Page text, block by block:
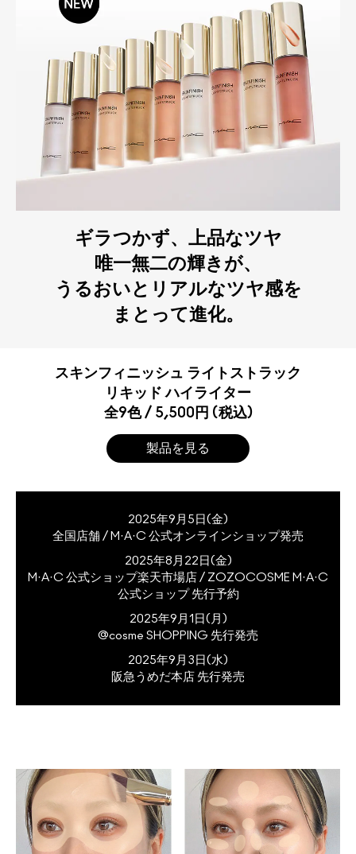
ギラつかず、上品なツヤ
唯一無二の輝きが、
うるおいとリアルなツヤ感を
まとって進化。
スキンフィニッシュ ライトストラック
リキッド ハイライター
全9色 / 5,500円 (税込)
製品を見る
2025年9月5日(金)
全国店舗 / M·A·C 公式オンラインショップ発売
2025年8月22日(金)
M·A·C 公式ショップ楽天市場店 / ZOZOCOSME M·A·C
公式ショップ 先行予約
2025年9月1日(月)
@cosme SHOPPING 先行発売
2025年9月3日(水)
阪急うめだ本店 先行発売